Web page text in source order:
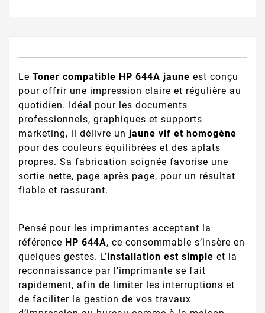
Le Toner compatible HP 644A jaune est conçu
pour offrir une impression claire et régulière au
quotidien. Idéal pour les documents
professionnels, graphiques et supports
marketing, il délivre un jaune vif et homogène
pour des couleurs équilibrées et des aplats
propres. Sa fabrication soignée favorise une
sortie nette, page après page, pour un résultat
fiable et rassurant.
Pensé pour les imprimantes acceptant la
référence HP 644A, ce consommable s’insère en
quelques gestes. L’installation est simple et la
reconnaissance par l’imprimante se fait
rapidement, afin de limiter les interruptions et
de faciliter la gestion de vos travaux